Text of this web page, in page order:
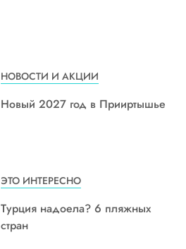
НОВОСТИ И АКЦИИ
Новый 2027 год в Прииртышье
ЭТО ИНТЕРЕСНО
Турция надоела? 6 пляжных
стран